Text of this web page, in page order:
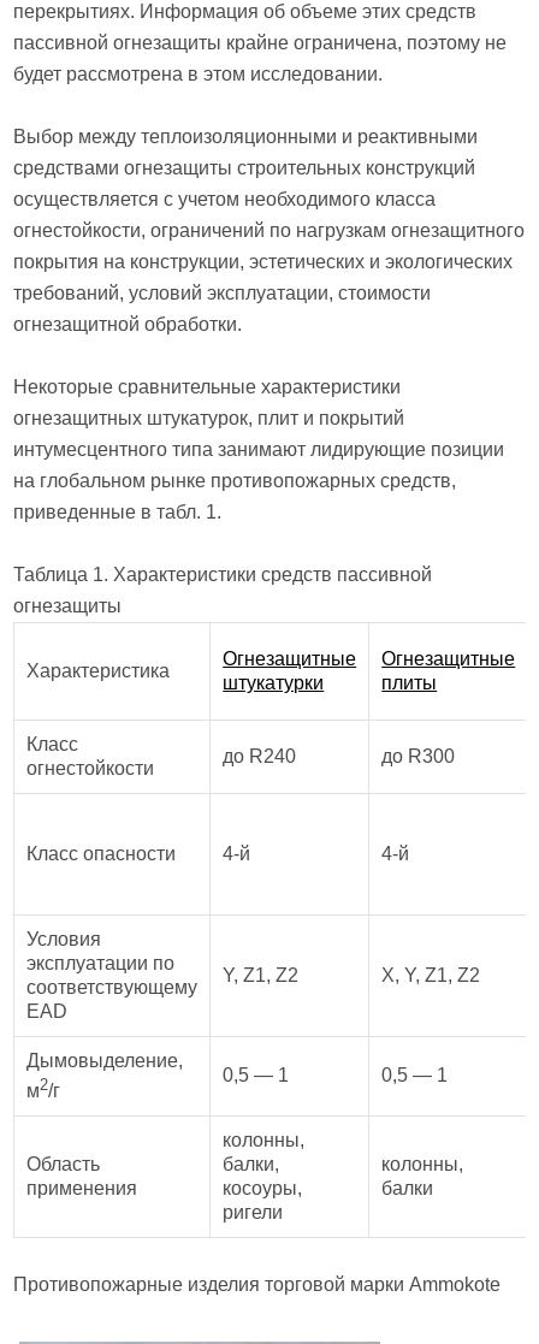
перекрытиях. Информация об объеме этих средств
пассивной огнезащиты крайне ограничена, поэтому не
будет рассмотрена в этом исследовании.
Выбор между теплоизоляционными и реактивными
средствами огнезащиты строительных конструкций
осуществляется с учетом необходимого класса
огнестойкости, ограничений по нагрузкам огнезащитного
покрытия на конструкции, эстетических и экологических
требований, условий эксплуатации, стоимости
огнезащитной обработки.
Некоторые сравнительные характеристики
огнезащитных штукатурок, плит и покрытий
интумесцентного типа занимают лидирующие позиции
на глобальном рынке противопожарных средств,
приведенные в табл. 1.
Таблица 1. Характеристики средств пассивной
огнезащиты
Характеристика
Огнезащитные
штукатурки
Огнезащитные
плиты
Класс
огнестойкости
до R240 до R300
Класс опасности 4-й 4-й
Условия
эксплуатации по
соответствующему
EAD
Y, Z1, Z2 X, Y, Z1, Z2
Дымовыделение,
м2/г
0,5 — 1 0,5 — 1
Область
применения
колонны,
балки,
косоуры,
ригели
колонны,
балки
Противопожарные изделия торговой марки Ammokote